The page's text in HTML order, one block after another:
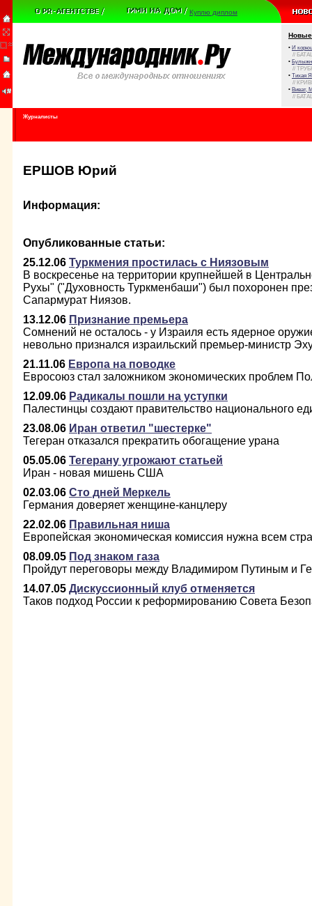
Куплю диплом
Новые
• И
//
•
//
• Тихая
//
• Виват,
//
Журналисты
ЕРШОВ Юрий
Информация:
Опубликованные статьи:
25.12.06 Туркмения простилась с Ниязовым
В воскресенье на территории крупнейшей в
Рухы" ("Духовность Туркменбаши") был похоронен
Сапармурат Ниязов.
13.12.06 Признание премьера
Сомнений не осталось - у Израиля есть ядерное
невольно признался израильский премьер-министр
21.11.06 Европа на поводке
Евросоюз стал заложником экономических проблем
12.09.06 Радикалы пошли на уступки
Палестинцы создают правительство национального
23.08.06 Иран ответил "шестерке"
Тегеран отказался прекратить обогащение урана
05.05.06 Тегерану угрожают статьей
Иран - новая мишень США
02.03.06 Сто дней Меркель
Германия доверяет женщине-канцлеру
22.02.06 Правильная ниша
Европейская экономическая комиссия нужна всем
08.09.05 Под знаком газа
Пройдут переговоры между Владимиром Путиным и
14.07.05 Дискуссионный клуб отменяется
Таков подход России к реформированию Совета